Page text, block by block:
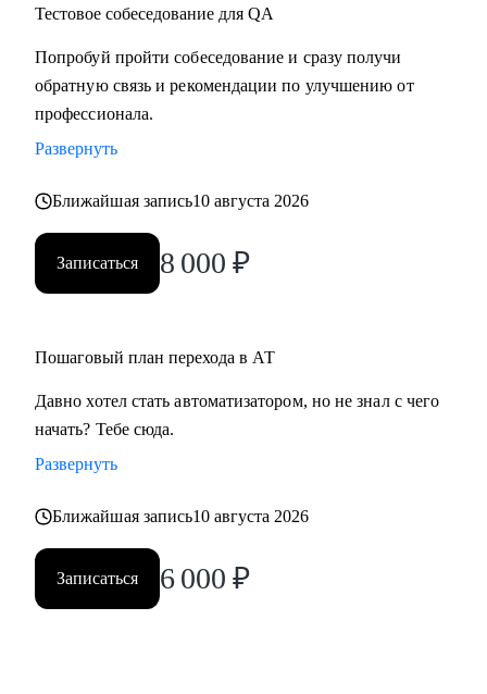
Тестовое собеседование для QA
Попробуй пройти собеседование и сразу получи
обратную связь и рекомендации по улучшению от
профессионала.
Развернуть
Ближайшая запись10 августа 2026
Записаться 8 000 ₽
Пошаговый план перехода в АТ
Давно хотел стать автоматизатором, но не знал с чего
начать? Тебе сюда.
Развернуть
Ближайшая запись10 августа 2026
Записаться 6 000 ₽